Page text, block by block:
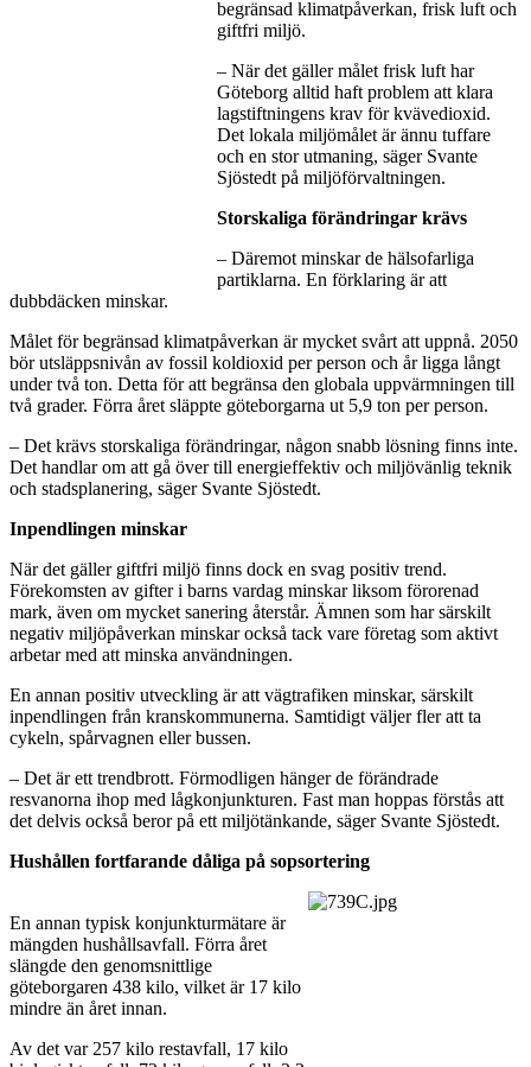
begränsad klimatpåverkan, frisk luft och
giftfri miljö.
– När det gäller målet frisk luft har
Göteborg alltid haft problem att klara
lagstiftningens krav för kvävedioxid.
Det lokala miljömålet är ännu tuffare
och en stor utmaning, säger Svante
Sjöstedt på miljöförvaltningen.
Storskaliga förändringar krävs
– Däremot minskar de hälsofarliga
partiklarna. En förklaring är att
dubbdäcken minskar.
Målet för begränsad klimatpåverkan är mycket svårt att uppnå. 2050
bör utsläppsnivån av fossil koldioxid per person och år ligga långt
under två ton. Detta för att begränsa den globala uppvärmningen till
två grader. Förra året släppte göteborgarna ut 5,9 ton per person.
– Det krävs storskaliga förändringar, någon snabb lösning finns inte.
Det handlar om att gå över till energieffektiv och miljövänlig teknik
och stadsplanering, säger Svante Sjöstedt.
Inpendlingen minskar
När det gäller giftfri miljö finns dock en svag positiv trend.
Förekomsten av gifter i barns vardag minskar liksom förorenad
mark, även om mycket sanering återstår. Ämnen som har särskilt
negativ miljöpåverkan minskar också tack vare företag som aktivt
arbetar med att minska användningen.
En annan positiv utveckling är att vägtrafiken minskar, särskilt
inpendlingen från kranskommunerna. Samtidigt väljer fler att ta
cykeln, spårvagnen eller bussen.
– Det är ett trendbrott. Förmodligen hänger de förändrade
resvanorna ihop med lågkonjunkturen. Fast man hoppas förstås att
det delvis också beror på ett miljötänkande, säger Svante Sjöstedt.
Hushållen fortfarande dåliga på sopsortering
En annan typisk konjunkturmätare är
mängden hushållsavfall. Förra året
slängde den genomsnittlige
göteborgaren 438 kilo, vilket är 17 kilo
mindre än året innan.
Av det var 257 kilo restavfall, 17 kilo